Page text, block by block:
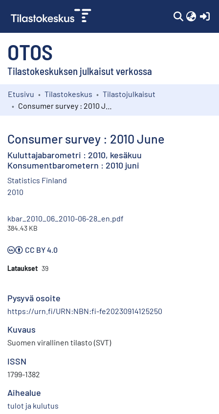
OTOS
Tilastokeskuksen julkaisut verkossa
Kokoelmat
Etusivu Tilastokeskus
Tilastojulkaisut
Consumer survey : 2010 June
Kuluttajabarometri : 2010, kesäkuu
Konsumentbarometern : 2010 juni
Statistics Finland
2010
kbar_2010_06_2010-06-28_en.pdf
384.43 KB
CC BY 4.0
Lataukset 39
Pysyvä osoite
https://urn.fi/URN:NBN:fi-fe20230914125250
Kuvaus
Suomen virallinen tilasto (SVT)
ISSN
1799-1382
Aihealue
tulot ja kulutus